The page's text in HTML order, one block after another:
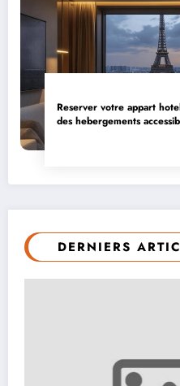
Reserver votre appart
des hebergements
DERNIERS